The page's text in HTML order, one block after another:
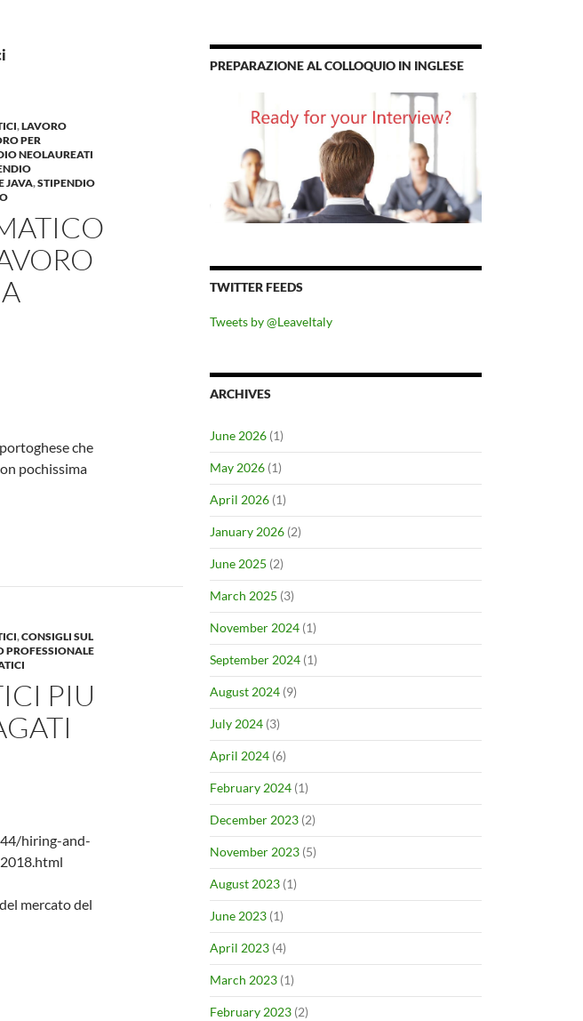
,LAVORO
PER
NEOLAUREATI
JAVA,STIPENDIO
che
pochissima
PRIMO lavoro da PROGRAMMATORE a Londra dopo 3 MESI
,CONSIGLI SUL
PROFESSIONALE
PIU
hiring-and-
mercato del
e meglio PAGATI del 2019
PREPARAZIONE AL COLLOQUIO IN INGLESE
TWITTER FEEDS
Tweets by @LeaveItaly
ARCHIVES
June 2026 (1)
May 2026 (1)
April 2026 (1)
January 2026 (2)
June 2025 (2)
March 2025 (3)
November 2024 (1)
September 2024 (1)
August 2024 (9)
July 2024 (3)
April 2024 (6)
February 2024 (1)
December 2023 (2)
November 2023 (5)
August 2023 (1)
June 2023 (1)
April 2023 (4)
March 2023 (1)
February 2023 (2)